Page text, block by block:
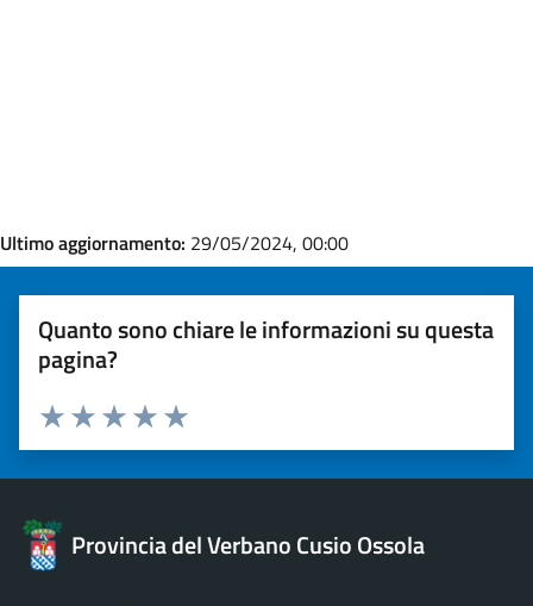
Ultimo aggiornamento: 29/05/2024, 00:00
Quanto sono chiare le informazioni su questa
pagina?
Valuta 5 stelle su 5
Valuta 4 stelle su 5
Valuta 3 stelle su 5
Valuta 2 stelle su 5
Valuta 1 stelle su 5
Provincia del Verbano Cusio Ossola